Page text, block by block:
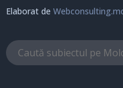
Elaborat de